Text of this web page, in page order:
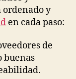
ordenado y
en cada paso:
de
buenas